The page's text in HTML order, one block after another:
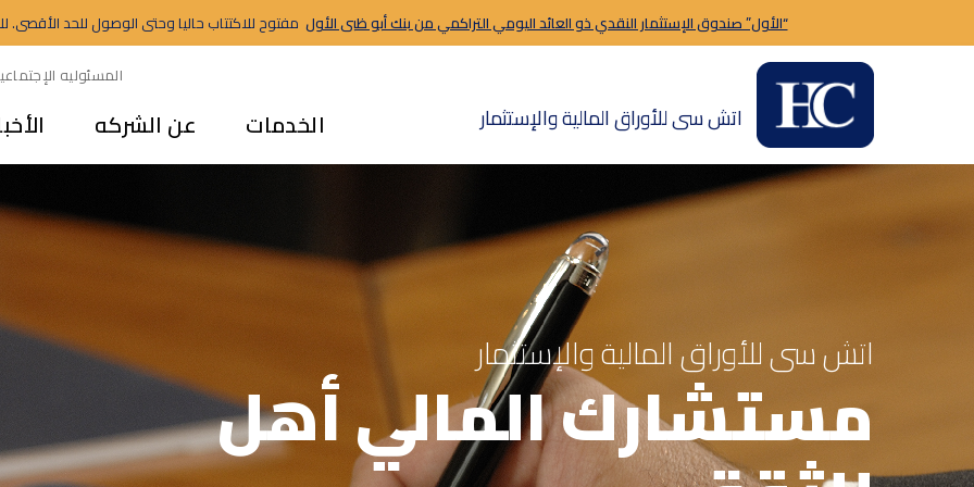
“الأول” صندوق الإستثمار النقدي ذو العائد اليومي التراكمي من بنك أبو ظبى الأول مفتوح للاكتتاب حاليا وحتى الوصول للحد الأقصى.
اتش سى للأوراق المالية والإستثمار
المسئوليه
الخدمات عن الشركه
اتش سى للأوراق المالية والإستثمار
مستشارك المالي أهل